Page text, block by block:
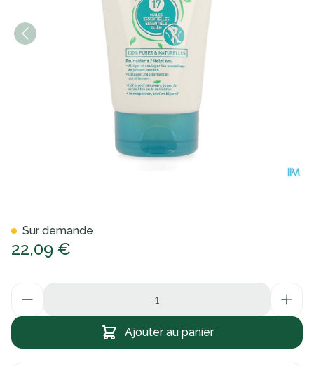
22,09 €
Ajouter au panier
Sur demande